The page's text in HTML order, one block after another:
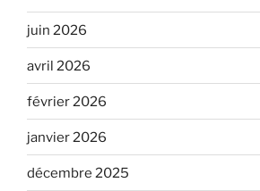
juin 2026
avril 2026
février 2026
janvier 2026
décembre 2025